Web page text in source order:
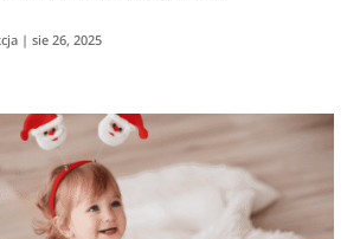
|sie 26, 2025